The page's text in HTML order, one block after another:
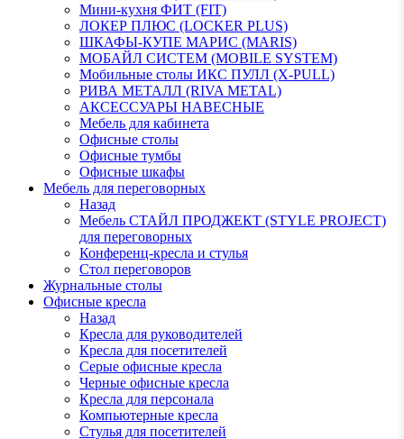
Мини-кухня ФИТ (FIT)
ЛОКЕР ПЛЮС (LOCKER PLUS)
ШКАФЫ-КУПЕ МАРИС (MARIS)
МОБАЙЛ СИСТЕМ (MOBILE SYSTEM)
Мобильные столы ИКС ПУЛЛ (X-PULL)
РИВА МЕТАЛЛ (RIVA METAL)
АКСЕССУАРЫ НАВЕСНЫЕ
Мебель для кабинета
Офисные столы
Офисные тумбы
Офисные шкафы
Мебель для переговорных
Назад
Мебель СТАЙЛ ПРОДЖЕКТ (STYLE PROJECT)
для переговорных
Конференц-кресла и стулья
Стол переговоров
Журнальные столы
Офисные кресла
Назад
Кресла для руководителей
Кресла для посетителей
Серые офисные кресла
Черные офисные кресла
Кресла для персонала
Компьютерные кресла
Стулья для посетителей